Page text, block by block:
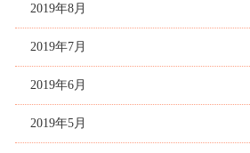
2019年8月
2019年7月
2019年6月
2019年5月